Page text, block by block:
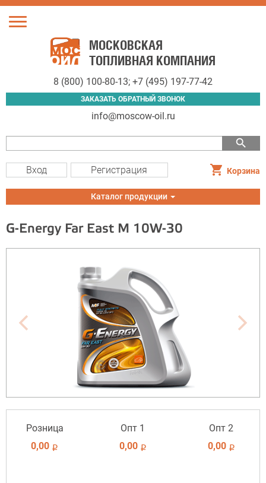
Toggle
МОСКОВСКАЯ
ТОПЛИВНАЯ КОМПАНИЯ
8 (800) 100-80-13; +7 (495) 197-77-42
ЗАКАЗАТЬ ОБРАТНЫЙ ЗВОНОК
info@moscow-oil.ru
search
Вход Регистрация Корзина
Toggle
navigation
Каталог продукции
G-Energy Far East M 10W-30
Розница
0,00 i
Опт 1
0,00 i
Опт 2
0,00 i